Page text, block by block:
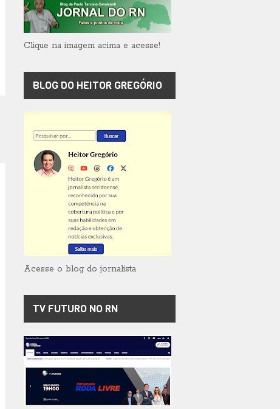
Clique na imagem acima e acesse!
BLOG DO HEITOR GREGÓRIO
Acesse o blog do jornalista
TV FUTURO NO RN